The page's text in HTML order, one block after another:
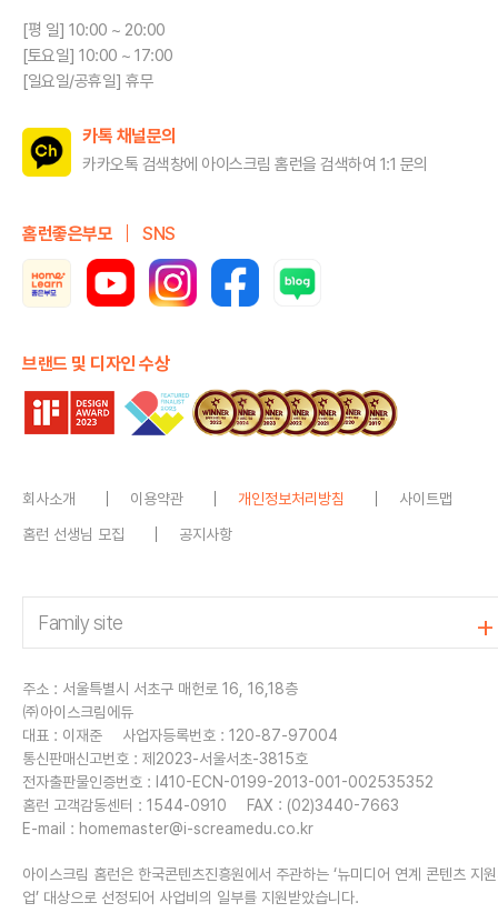
[평 일] 10:00 ~ 20:00
[토요일] 10:00 ~ 17:00
[일요일/공휴일] 휴무
카톡 채널문의
카카오톡 검색창에 아이스크림 홈런을 검색하여 1:1 문의
홈런좋은부모 SNS
브랜드 및 디자인 수상
회사소개 이용약관 개인정보처리방침
사이트맵
홈런 선생님 모집
공지사항
주소 : 서울특별시 서초구 매헌로 16, 16,18층
㈜아이스크림에듀
대표 : 이재준
사업자등록번호 : 120-87-97004
통신판매신고번호 : 제2023-서울서초-3815호
전자출판물인증번호 : I410-ECN-0199-2013-001-002535352
홈런 고객감동센터 : 1544-0910
FAX : (02)3440-7663
E-mail : homemaster@i-screamedu.co.kr
아이스크림 홈런은 한국콘텐츠진흥원에서 주관하는 ‘뉴미디어 연계 콘텐츠 지
업’ 대상으로 선정되어 사업비의 일부를 지원받았습니다.